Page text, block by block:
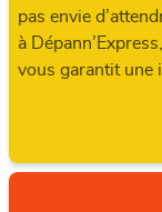
pas envie
à
vous garantit une